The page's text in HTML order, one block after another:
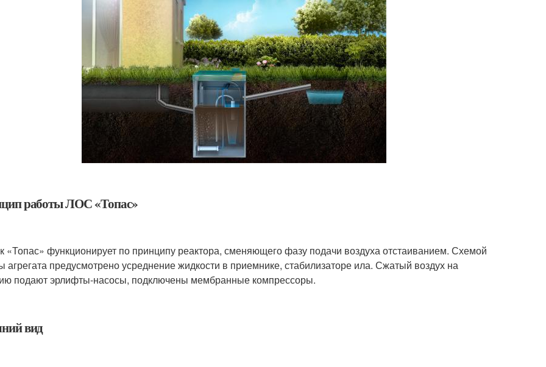
работы ЛОС «Топас»
«Топас» функционирует по принципу реактора, сменяющего фазу подачи воздуха отстаиванием. Схемой
агрегата предусмотрено усреднение жидкости в приемнике, стабилизаторе ила. Сжатый воздух на
подают эрлифты-насосы, подключены мембранные компрессоры.
вид